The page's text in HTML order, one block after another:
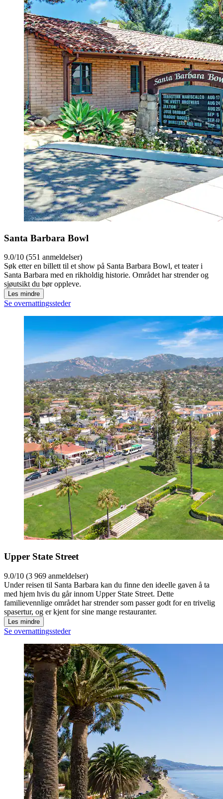
Santa Barbara Bowl
9.0/10 (551 anmeldelser)
Søk etter en billett til et show på Santa Barbara Bowl, et teater i
Santa Barbara med en rikholdig historie. Området har strender og
sjøutsikt du bør oppleve.
Les mindre
Se overnattingssteder
Upper State Street
9.0/10 (3 969 anmeldelser)
Under reisen til Santa Barbara kan du finne den ideelle gaven å ta
med hjem hvis du går innom Upper State Street. Dette
familievennlige området har strender som passer godt for en trivelig
spasertur, og er kjent for sine mange restauranter.
Les mindre
Se overnattingssteder